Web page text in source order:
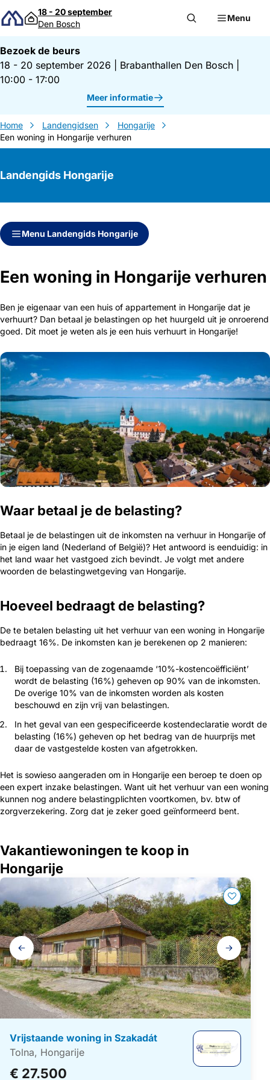
Direct naar inhoud
18 - 20 september
Den Bosch
Menu
Bezoek de beurs
18 - 20 september 2026
Brabanthallen Den Bosch
10:00 - 17:00
Meer informatie
Home Landengidsen
Hongarije
Een woning in Hongarije verhuren
Landengids Hongarije
Direct naar inhoud
Direct naar zijbalk
Menu Landengids Hongarije
Een woning in Hongarije verhuren
Ben je eigenaar van een huis of appartement in Hongarije dat je
verhuurt? Dan betaal je belastingen op het huurgeld uit je onroerend
goed. Dit moet je weten als je een huis verhuurt in Hongarije!
Waar betaal je de belasting?
Betaal je de belastingen uit de inkomsten na verhuur in Hongarije of
in je eigen land (Nederland of België)? Het antwoord is eenduidig: in
het land waar het vastgoed zich bevindt. Je volgt met andere
woorden de belastingwetgeving van Hongarije.
Hoeveel bedraagt de belasting?
De te betalen belasting uit het verhuur van een woning in Hongarije
bedraagt 16%. De inkomsten kan je berekenen op 2 manieren:
Bij toepassing van de zogenaamde ‘10%-kostencoëfficiënt’
wordt de belasting (16%) geheven op 90% van de inkomsten.
De overige 10% van de inkomsten worden als kosten
beschouwd en zijn vrij van belastingen.
In het geval van een gespecificeerde kostendeclaratie wordt de
belasting (16%) geheven op het bedrag van de huurprijs met
daar de vastgestelde kosten van afgetrokken.
Het is sowieso aangeraden om in Hongarije een beroep te doen op
een expert inzake belastingen. Want uit het verhuur van een woning
kunnen nog andere belastingplichten voortkomen, bv. btw of
zorgverzekering. Zorg dat je zeker goed geïnformeerd bent.
Vakantiewoningen te koop in
Hongarije
Galerij
navigatie
Vrijstaande woning in Szakadát
Tolna, Hongarije
€ 27.500